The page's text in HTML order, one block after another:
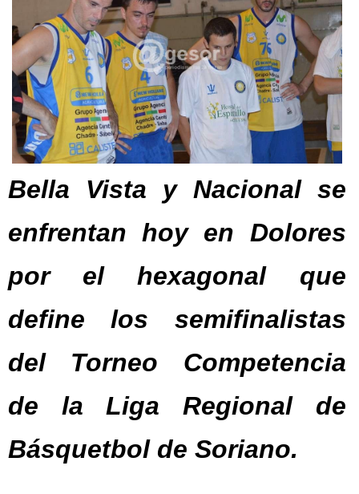
Bella Vista y Nacional se
enfrentan hoy en Dolores
por el hexagonal que
define los semifinalistas
del Torneo Competencia
de la Liga Regional de
Básquetbol de Soriano.